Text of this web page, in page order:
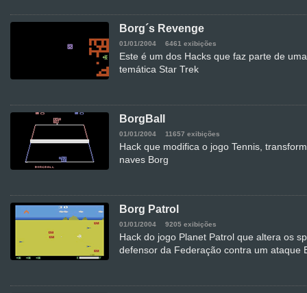
Borg´s Revenge
01/01/2004 6461 exibições
Este é um dos Hacks que faz parte de
temática Star Trek
BorgBall
01/01/2004 11657 exibições
Hack que modifica o jogo Tennis,
naves Borg
Borg Patrol
01/01/2004 9205 exibições
Hack do jogo Planet Patrol que altera os
defensor da Federação contra um ataque